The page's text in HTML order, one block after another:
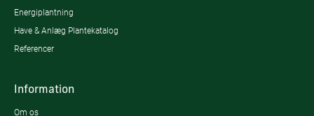
Energiplantning
Have & Anlæg Plantekatalog
Referencer
Information
Om os